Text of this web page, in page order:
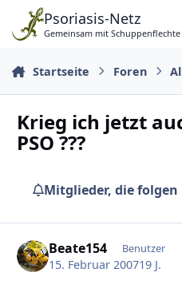
Zu Inhalt springen
Psoriasis-Netz
Gemeinsam mit Schuppenflechte
Startseite Foren
Krieg ich jetzt
PSO ???
Mitglieder, die folgen
Beate154 Benutzer
15. Februar 200719 J.